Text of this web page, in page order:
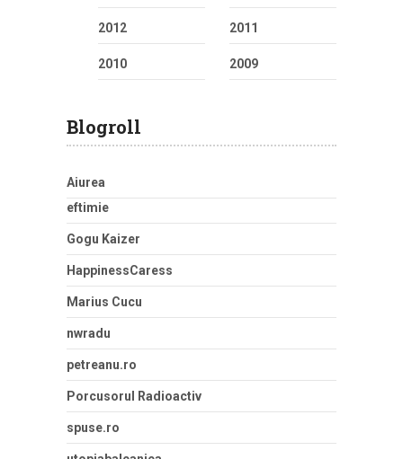
2012 2011
2010 2009
Blogroll
Aiurea
eftimie
Gogu Kaizer
HappinessCaress
Marius Cucu
nwradu
petreanu.ro
Porcusorul Radioactiv
spuse.ro